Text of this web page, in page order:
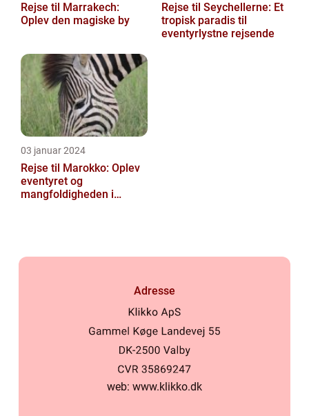
Rejse til Marrakech:
Oplev den magiske by
Rejse til Seychellerne: Et
tropisk paradis til
eventyrlystne rejsende
03 januar 2024
Rejse til Marokko: Oplev
eventyret og
mangfoldigheden i
Adresse
web: www.klikko.dk